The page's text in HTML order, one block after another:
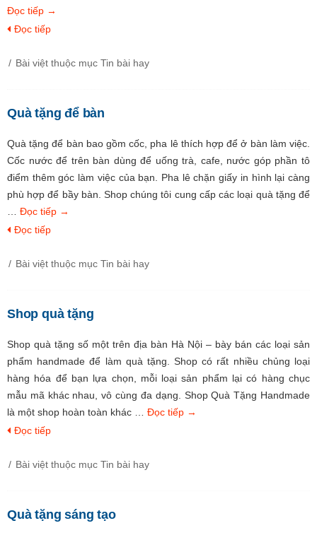
Đọc tiếp →
Đọc tiếp
Bài việt thuộc mục Tin bài hay
Quà tặng để bàn
Quà tặng để bàn bao gồm cốc, pha lê thích hợp để ở bàn làm việc.
Cốc nước để trên bàn dùng để uống trà, cafe, nước góp phần tô
điểm thêm góc làm việc của bạn. Pha lê chặn giấy in hình lại càng
phù hợp để bầy bàn. Shop chúng tôi cung cấp các loại quà tặng để
Đọc tiếp →
Đọc tiếp
Bài việt thuộc mục Tin bài hay
Shop quà tặng
Shop quà tặng số một trên địa bàn Hà Nội – bày bán các loại sản
phẩm handmade để làm quà tặng. Shop có rất nhiều chủng loại
hàng hóa để bạn lựa chọn, mỗi loại sản phẩm lại có hàng chục
mẫu mã khác nhau, vô cùng đa dạng. Shop Quà Tặng Handmade
là một shop hoàn toàn khác … Đọc tiếp →
Đọc tiếp
Bài việt thuộc mục Tin bài hay
Quà tặng sáng tạo